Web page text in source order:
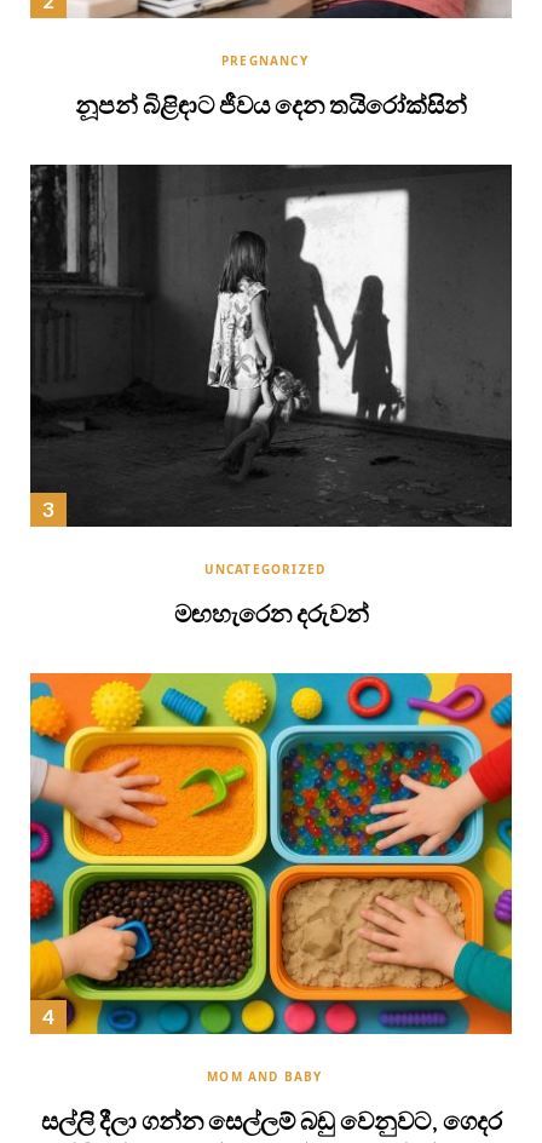
PREGNANCY
නූපන් බිළිඳාට ජීවය දෙන තයිරෝක්සින්
UNCATEGORIZED
මඟහැරෙන දරුවන්
MOM AND BABY
සල්ලි දීලා ගන්න සෙල්ලම් බඩු වෙනුවට, ගෙදර